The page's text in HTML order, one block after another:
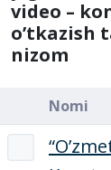
video –
o’tkazish
nizom
Nomi